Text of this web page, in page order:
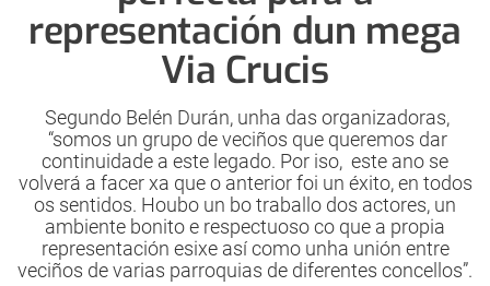
representación dun mega
Via Crucis
Segundo Belén Durán, unha das organizadoras,
“somos un grupo de veciños que queremos dar
continuidade a este legado. Por iso, este ano se
volverá a facer xa que o anterior foi un éxito, en todos
os sentidos. Houbo un bo traballo dos actores, un
ambiente bonito e respectuoso co que a propia
representación esixe así como unha unión entre
veciños de varias parroquias de diferentes concellos”.